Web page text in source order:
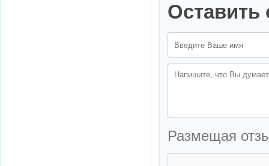
Оставить
Размещая